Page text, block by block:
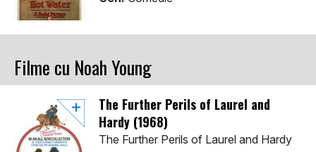
Filme cu Noah Young
The Further Perils of Laurel and
Hardy (1968)
The Further Perils of Laurel and Hardy